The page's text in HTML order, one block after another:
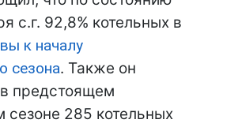
с.г. 92,8% котельных в
к началу
сезона. Также он
предстоящем
сезоне 285 котельных